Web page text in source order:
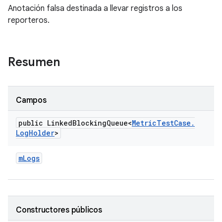
Anotación falsa destinada a llevar registros a los
reporteros.
Resumen
Campos
public LinkedBlockingQueue<MetricTestCase .
LogHolder>
mLogs
Constructores públicos